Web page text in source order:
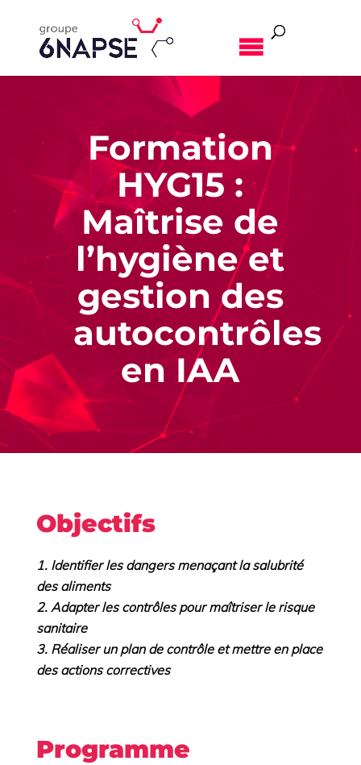
Formation
HYG15 :
Maîtrise de
l’hygiène et
gestion des
autocontrôles
en IAA
Objectifs
Identifier les dangers menaçant la salubrité
des aliments
Adapter les contrôles pour maîtriser le risque
sanitaire
Réaliser un plan de contrôle et mettre en place
des actions correctives
Programme